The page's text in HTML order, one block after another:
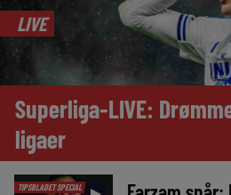
LIVE
Superliga-LIVE:
ligaer
TIPSBLADET SPECIAL